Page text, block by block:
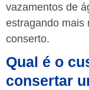
vazamentos de
estragando mais
conserto.
Qual é o
consertar